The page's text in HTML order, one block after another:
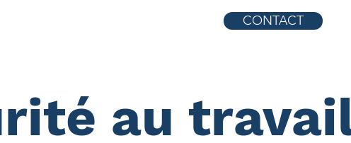
CONTACT
au